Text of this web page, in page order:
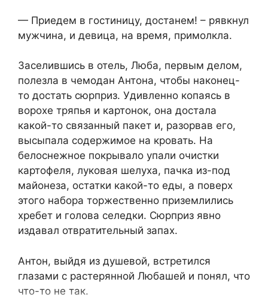
— Приедем в гостиницу, достанем! – рявкнул
мужчина, и девица, на время, примолкла.
Заселившись в отель, Люба, первым делом,
полезла в чемодан Антона, чтобы наконец-
то достать сюрприз. Удивленно копаясь в
ворохе тряпья и картонок, она достала
какой-то связанный пакет и, разорвав его,
высыпала содержимое на кровать. На
белоснежное покрывало упали очистки
картофеля, луковая шелуха, пачка из-под
майонеза, остатки какой-то еды, а поверх
этого набора торжественно приземлились
хребет и голова селедки. Сюрприз явно
издавал отвратительный запах.
Антон, выйдя из душевой, встретился
глазами с растерянной Любашей и понял, что
что-то не так.